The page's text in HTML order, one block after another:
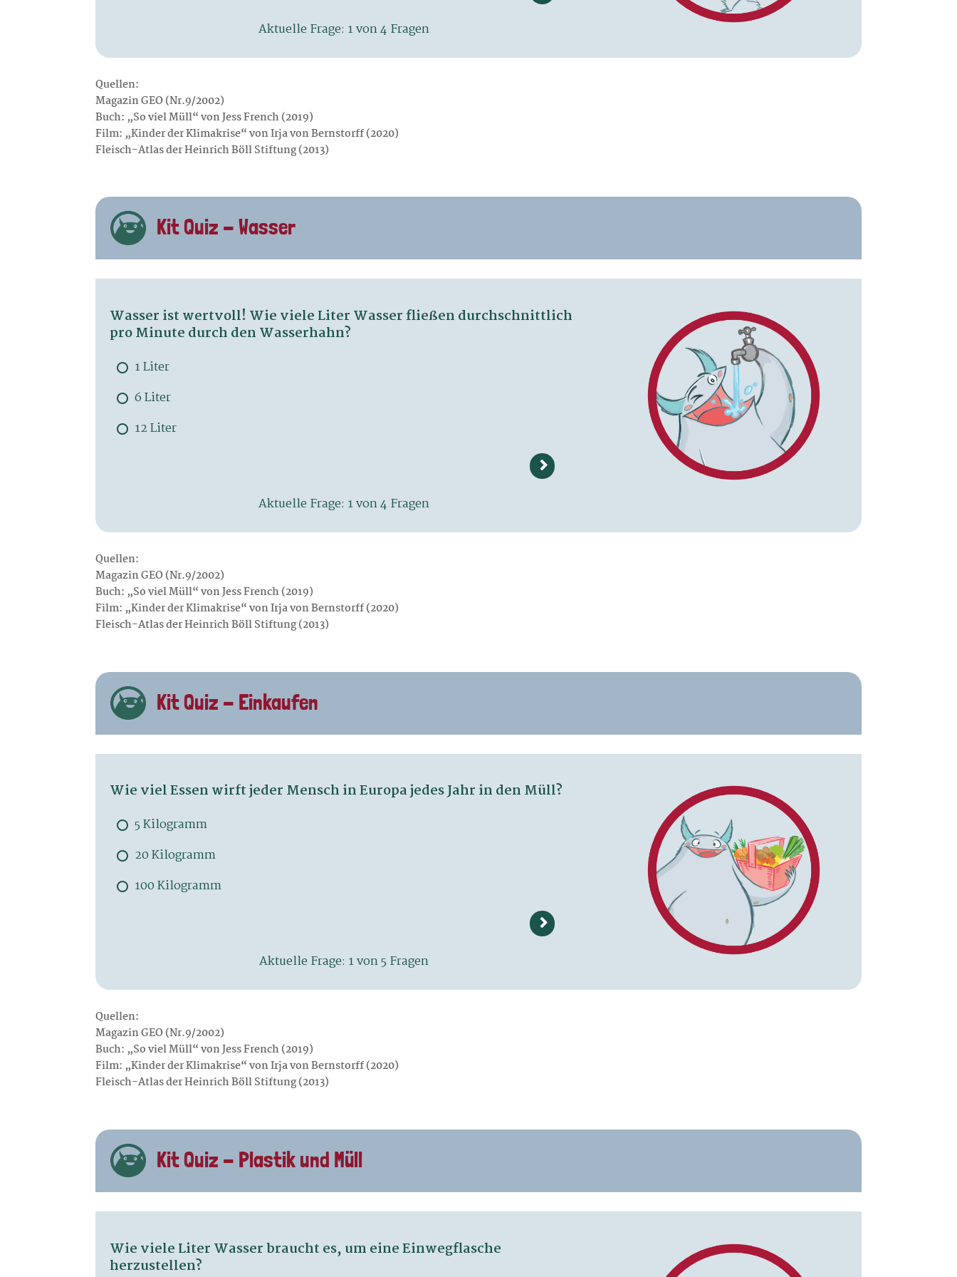
Quellen:
Magazin GEO (Nr.9/2002)
Buch: „So viel Müll“ von Jess French (2019)
Film: „Kinder der Klimakrise“ von Irja von Bernstorff (2020)
Fleisch-Atlas der Heinrich Böll Stiftung (2013)
Kit Quiz - Wasser
Quellen:
Magazin GEO (Nr.9/2002)
Buch: „So viel Müll“ von Jess French (2019)
Film: „Kinder der Klimakrise“ von Irja von Bernstorff (2020)
Fleisch-Atlas der Heinrich Böll Stiftung (2013)
Kit Quiz - Einkaufen
Quellen:
Magazin GEO (Nr.9/2002)
Buch: „So viel Müll“ von Jess French (2019)
Film: „Kinder der Klimakrise“ von Irja von Bernstorff (2020)
Fleisch-Atlas der Heinrich Böll Stiftung (2013)
Kit Quiz - Plastik und Müll